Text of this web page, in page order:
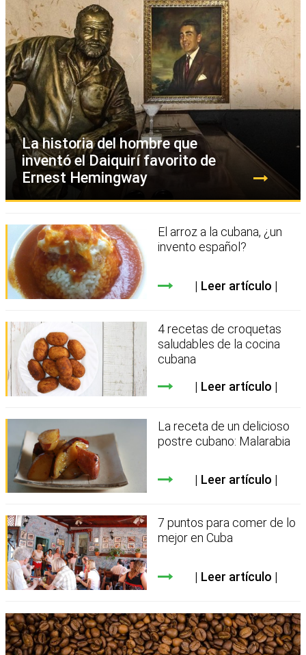
La historia del hombre que
inventó el Daiquirí favorito de
Ernest Hemingway
El arroz a la cubana, ¿un
invento español?
Leer artículo
4 recetas de croquetas
saludables de la cocina
cubana
Leer artículo
La receta de un delicioso
postre cubano: Malarabia
Leer artículo
7 puntos para comer de lo
mejor en Cuba
Leer artículo